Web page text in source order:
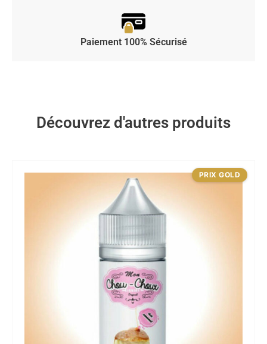
Paiement 100% Sécurisé
Découvrez d'autres produits
PRIX GOLD